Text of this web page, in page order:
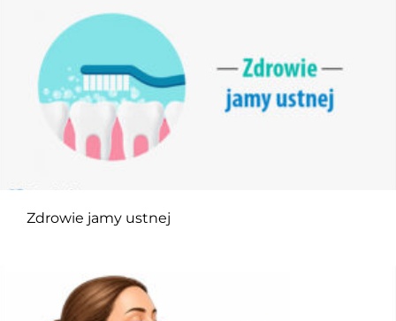
Zdrowie jamy ustnej